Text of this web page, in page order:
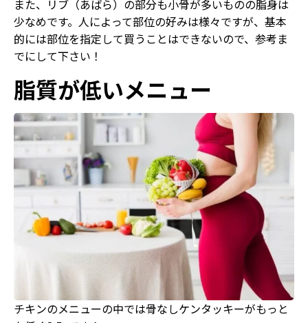
また、リブ（あばら）の部分も小骨が多いものの脂身は
少なめです。人によって部位の好みは様々ですが、基本
的には部位を指定して買うことはできないので、参考ま
でにして下さい！
脂質が低いメニュー
チキンのメニューの中では骨なしケンタッキーがもっと